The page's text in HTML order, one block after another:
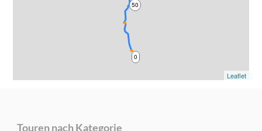
0
50
Leaflet
Touren nach Kategorie